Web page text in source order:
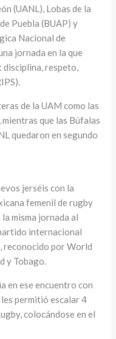
(UANL), Lobas de la
Puebla (BUAP) y
Nacional de
jornada en la que
respeto,
de la UAM como las
que las Búfalas
quedaron en segundo
jerséis con la
femenil de rugby
misma jornada al
internacional
reconocido por World
y Tobago.
en ese encuentro con
permitió escalar 4
colocándose en el